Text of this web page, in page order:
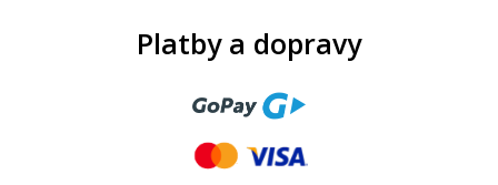
Platby a dopravy